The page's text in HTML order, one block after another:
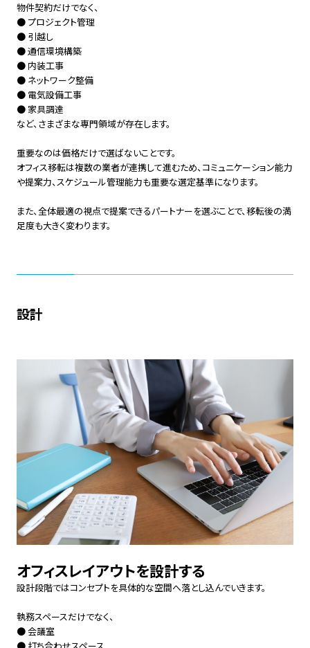
物件契約だけでなく、
● プロジェクト管理
● 引越し
● 通信環境構築
● 内装工事
● ネットワーク整備
● 電気設備工事
● 家具調達
など、さまざまな専門領域が存在します。
重要なのは価格だけで選ばないことです。
オフィス移転は複数の業者が連携して進むため、コミュニケーション能力
や提案力、スケジュール管理能力も重要な選定基準になります。
また、全体最適の視点で提案できるパートナーを選ぶことで、移転後の満
足度も大きく変わります。
設計
オフィスレイアウトを設計する
設計段階ではコンセプトを具体的な空間へ落とし込んでいきます。
執務スペースだけでなく、
● 会議室
● 打ち合わせスペース